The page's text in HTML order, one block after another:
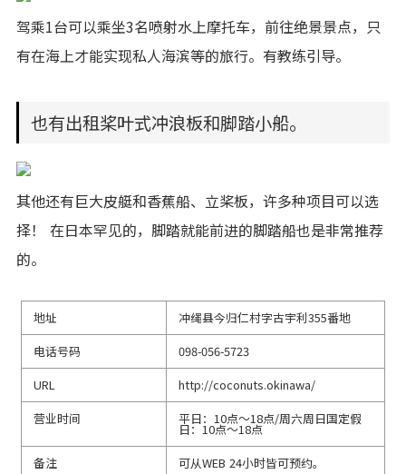
驾乘1台可以乘坐3名喷射水上摩托车，前往绝景景点，只
有在海上才能实现私人海滨等的旅行。有教练引导。
也有出租桨叶式冲浪板和脚踏小船。
其他还有巨大皮艇和香蕉船、立桨板，许多种项目可以选
择！ 在日本罕见的，脚踏就能前进的脚踏船也是非常推荐
的。
地址
冲绳县今归仁村字古宇利355番地
电话号码
098-056-5723
URL
http://coconuts.okinawa/
营业时间
平日：10点～18点/周六周日国定假
日：10点～18点
备注
可从WEB 24小时皆可预约。